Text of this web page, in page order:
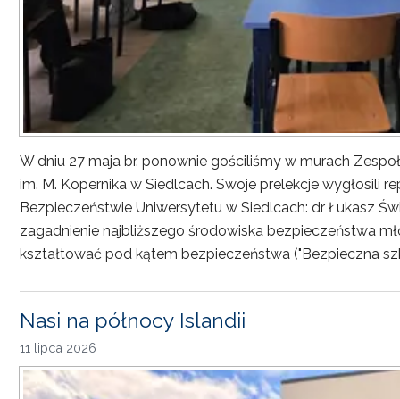
W dniu 27 maja br. ponownie gościliśmy w murach
im. M. Kopernika w Siedlcach. Swoje prelekcje wygłosili
Bezpieczeństwie Uniwersytetu w Siedlcach: dr Łukasz
zagadnienie najbliższego środowiska bezpieczeństwa
kształtować pod kątem bezpieczeństwa ("Bezpieczna
Nasi na północy Islandii
11 lipca 2026